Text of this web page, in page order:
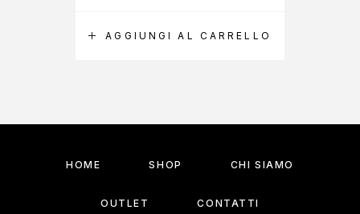
AGGIUNGI AL CARRELLO
HOME SHOP CHI SIAMO
OUTLET CONTATTI